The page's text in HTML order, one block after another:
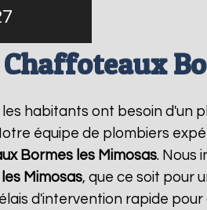
les habitants ont besoin d'un
équipe de plombiers
Bormes les Mimosas. Nous
Mimosas, que ce soit pour
d'intervention rapide